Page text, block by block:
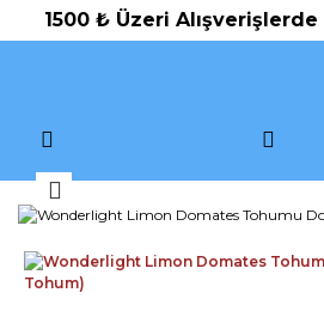
1500 ₺ Üzeri Alışverişlerde